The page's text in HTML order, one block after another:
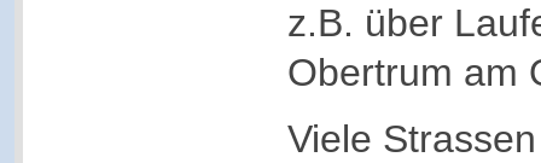
z.B. über
Obertrum am
Viele